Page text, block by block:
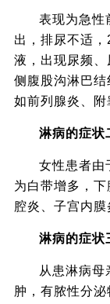
表现为急性
出，排尿不适
液，出现尿频
侧腹股沟淋巴
如前列腺炎、附
淋病的症状
女性患者由
为白带增多，
腔炎、子宫内膜
淋病的症状
从患淋病母
肿，有脓性分